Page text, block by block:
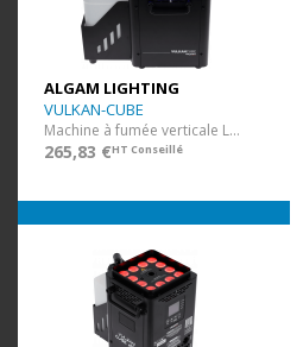
ALGAM LIGHTING
VULKAN-CUBE
Machine à fumée verticale LED 1500W
265,83 €HT Conseillé